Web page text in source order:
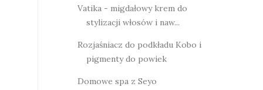
Vatika - migdałowy krem do
stylizacji włosów i naw...
Rozjaśniacz do podkładu Kobo i
pigmenty do powiek
Domowe spa z Seyo